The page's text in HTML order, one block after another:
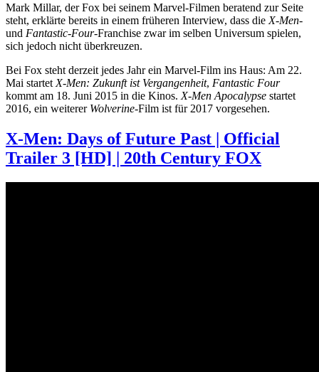
Mark Millar, der Fox bei seinem Marvel-Filmen beratend zur Seite
steht, erklärte bereits in einem früheren Interview, dass die X-Men-
und Fantastic-Four-Franchise zwar im selben Universum spielen,
sich jedoch nicht überkreuzen.
Bei Fox steht derzeit jedes Jahr ein Marvel-Film ins Haus: Am 22.
Mai startet X-Men: Zukunft ist Vergangenheit, Fantastic Four
kommt am 18. Juni 2015 in die Kinos. X-Men Apocalypse startet
2016, ein weiterer Wolverine-Film ist für 2017 vorgesehen.
X-Men: Days of Future Past | Official
Trailer 3 [HD] | 20th Century FOX